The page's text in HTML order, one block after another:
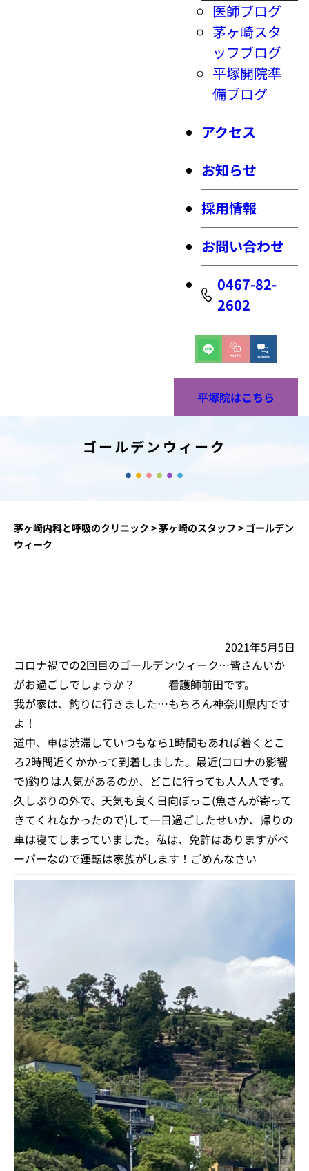
医師ブログ
茅ヶ崎スタ
ッフブログ
平塚開院準
備ブログ
アクセス
お知らせ
採用情報
お問い合わせ
0467-82-
2602
平塚院はこちら
ゴールデンウィーク
茅ヶ崎内科と呼吸のクリニック >茅ヶ崎のスタッフ > ゴールデン
ウィーク
2021年5月5日
コロナ禍での2回目のゴールデンウィーク…皆さんいか
がお過ごしでしょうか？ 看護師前田です。
我が家は、釣りに行きました…もちろん神奈川県内です
よ！
道中、車は渋滞していつもなら1時間もあれば着くとこ
ろ2時間近くかかって到着しました。最近(コロナの影響
で)釣りは人気があるのか、どこに行っても人人人です。
久しぶりの外で、天気も良く日向ぼっこ(魚さんが寄って
きてくれなかったので)して一日過ごしたせいか、帰りの
車は寝てしまっていました。私は、免許はありますがペ
ーパーなので運転は家族がします！ごめんなさい